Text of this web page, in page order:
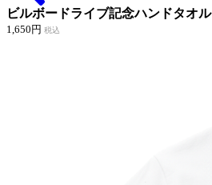
ビルボードライブ記念ハンドタオル
1,650円 税込